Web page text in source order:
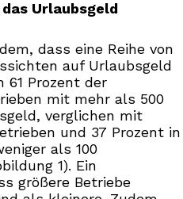
Urlaubsgeld
dass eine Reihe von
auf Urlaubsgeld
61 Prozent der
mit mehr als 500
verglichen mit
und 37 Prozent in
als 100
1). Ein
größere Betriebe